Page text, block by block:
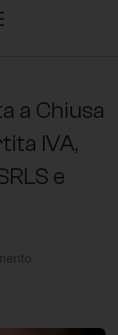
a Chiusa
IVA,
e